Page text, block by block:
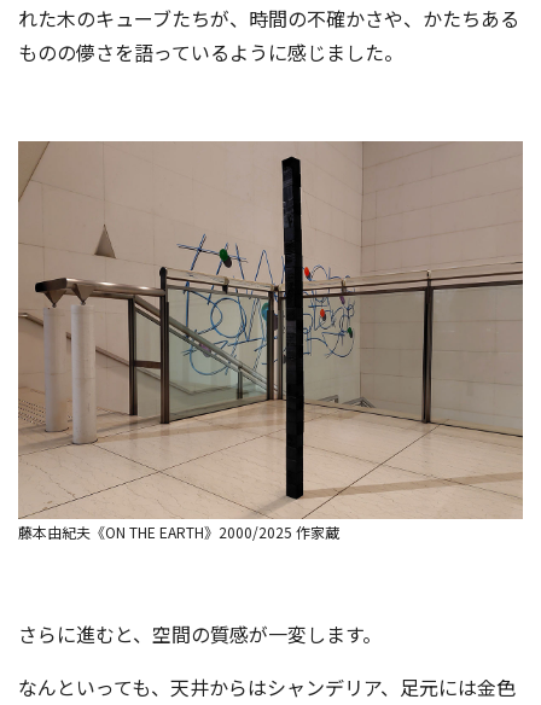
れた木のキューブたちが、時間の不確かさや、かたちある
ものの儚さを語っているように感じました。
藤本由紀夫《ON THE EARTH》2000/2025 作家蔵
さらに進むと、空間の質感が一変します。
なんといっても、天井からはシャンデリア、足元には金色